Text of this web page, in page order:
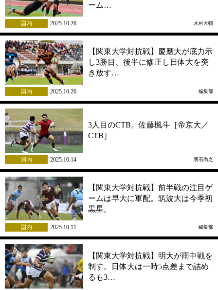
ーム…
国内 2025.10.26 木村大輔
【関東大学対抗戦】慶應大が底力示
し3勝目、後半に修正し日体大を突
き放す…
国内 2025.10.26 編集部
3人目のCTB。佐藤楓斗［帝京大／
CTB］
国内 2025.10.14 明石尚之
【関東大学対抗戦】前半戦の注目ゲ
ームは早大に軍配。筑波大は今季初
黒星。
国内 2025.10.11 編集部
【関東大学対抗戦】明大が雨中戦を
制す。日体大は一時5点差まで詰め
るも3…